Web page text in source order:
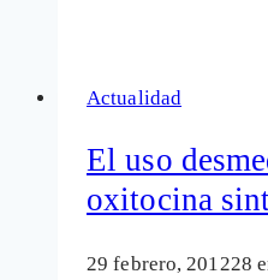
en
parto
puede
autismo
Actualidad
El uso
oxitocina
29 febrero, 201228